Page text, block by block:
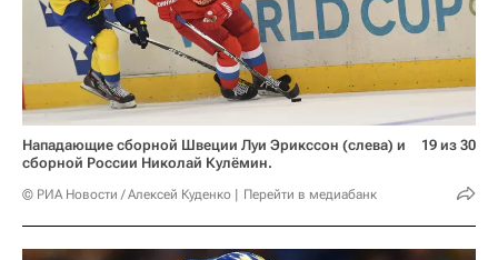
Нападающие сборной Швеции Луи Эрикссон (слева) и
сборной России Николай Кулёмин.
© РИА Новости / Алексей Куденко Перейти в медиабанк
19 из 30